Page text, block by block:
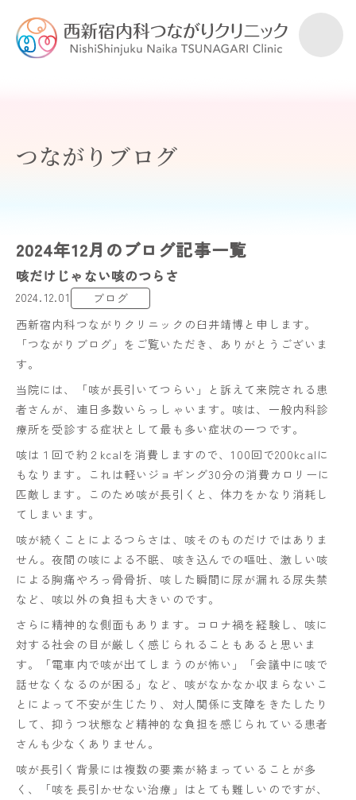
つながりブログ
2024年12月のブログ記事一覧
咳だけじゃない咳のつらさ
2024.12.01
ブログ
西新宿内科つながりクリニックの臼井靖博と申します。
「つながりブログ」をご覧いただき、ありがとうございま
す。
当院には、「咳が長引いてつらい」と訴えて来院される患
者さんが、連日多数いらっしゃいます。咳は、一般内科診
療所を受診する症状として最も多い症状の一つです。
咳は１回で約２kcalを消費しますので、100回で200kcalに
もなります。これは軽いジョギング30分の消費カロリーに
匹敵します。このため咳が長引くと、体力をかなり消耗し
てしまいます。
咳が続くことによるつらさは、咳そのものだけではありま
せん。夜間の咳による不眠、咳き込んでの嘔吐、激しい咳
による胸痛やろっ骨骨折、咳した瞬間に尿が漏れる尿失禁
など、咳以外の負担も大きいのです。
さらに精神的な側面もあります。コロナ禍を経験し、咳に
対する社会の目が厳しく感じられることもあると思いま
す。「電車内で咳が出てしまうのが怖い」「会議中に咳で
話せなくなるのが困る」など、咳がなかなか収まらないこ
とによって不安が生じたり、対人関係に支障をきたしたり
して、抑うつ状態など精神的な負担を感じられている患者
さんも少なくありません。
咳が長引く背景には複数の要素が絡まっていることが多
く、「咳を長引かせない治療」はとても難しいのですが、